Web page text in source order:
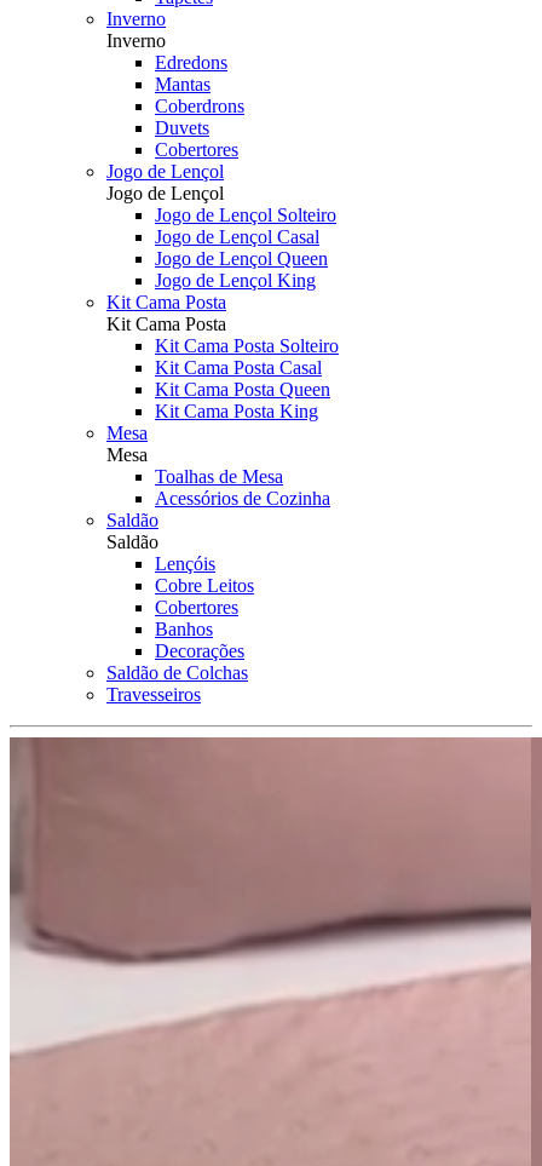
Inverno
Inverno
Edredons
Mantas
Coberdrons
Duvets
Cobertores
Jogo de Lençol
Jogo de Lençol
Jogo de Lençol Solteiro
Jogo de Lençol Casal
Jogo de Lençol Queen
Jogo de Lençol King
Kit Cama Posta
Kit Cama Posta
Kit Cama Posta Solteiro
Kit Cama Posta Casal
Kit Cama Posta Queen
Kit Cama Posta King
Mesa
Mesa
Toalhas de Mesa
Acessórios de Cozinha
Saldão
Saldão
Lençóis
Cobre Leitos
Cobertores
Banhos
Decorações
Saldão de Colchas
Travesseiros